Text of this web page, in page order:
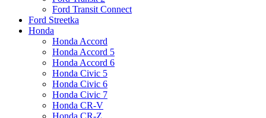
Ford Transit Connect
Ford Streetka
Honda
Honda Accord
Honda Accord 5
Honda Accord 6
Honda Civic 5
Honda Civic 6
Honda Civic 7
Honda CR-V
Honda CR-Z